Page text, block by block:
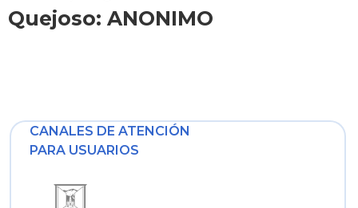
Quejoso: ANONIMO
CANALES DE ATENCIÓN
PARA USUARIOS